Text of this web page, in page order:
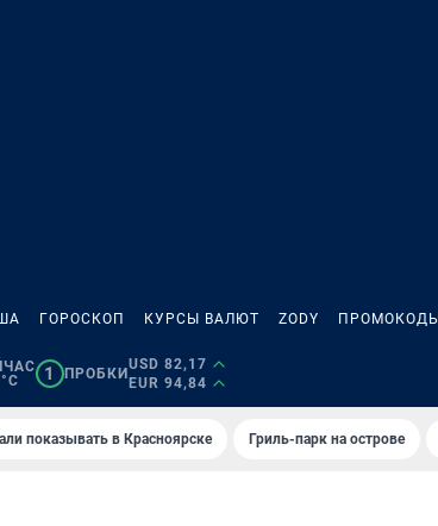
ГОРОСКОП КУРСЫ ВАЛЮТ ZODY ПРОМОКОДЫ
1 ПРОБКИ
USD 82,17
EUR 94,84
показывать в Красноярске Гриль-парк на острове